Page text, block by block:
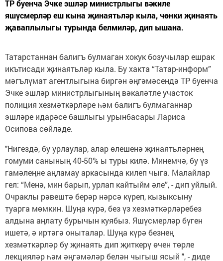
ТР буенча Эчке эшләр министрлыгы вәкиле
яшүсмерләр еш кына җинаятьләр кыла, чөнки җинаять
җаваплылыгы турында белмиләр, дип ышана.
Татарстаннан балигъ булмаган хокук бозучылар ешрак
икътисади җинаятьләр кыла. Бу хакта “Татар-информ”
мәгълүмат агентлыгына биргән әңгәмәсендә ТР буенча
Эчке эшләр министрлыгының вәкаләтле участок
полиция хезмәткәрләре һәм балигъ булмаганнар
эшләре идарәсе башлыгы урынбасары Лариса
Осипова сөйләде.
"Нигездә, бу урлаулар, алар өлешенә җинаятьләрнең
гомуми санының 40-50% ы туры килә. Минемчә, бу үз
гамәлеңне аңламау аркасында килеп чыга. Малайлар
гел: “Менә, мин барып, урлап кайтыйм әле”, - дип уйлый.
Очраклы рәвештә берәр нәрсә күреп, кызыксыну
туарга мөмкин. Шуңа күрә, без үз хезмәткәрләребез
алдына аңлату бурычын куябыз. Яшүсмерләр бүген
ишетә, ә иртәгә оныталар. Шуңа күрә безнең
хезмәткәрләр бу җинаять дип җиткерү өчен төрле
лекцияләр һәм әңгәмәләр белән чыгыш ясый ", - диде